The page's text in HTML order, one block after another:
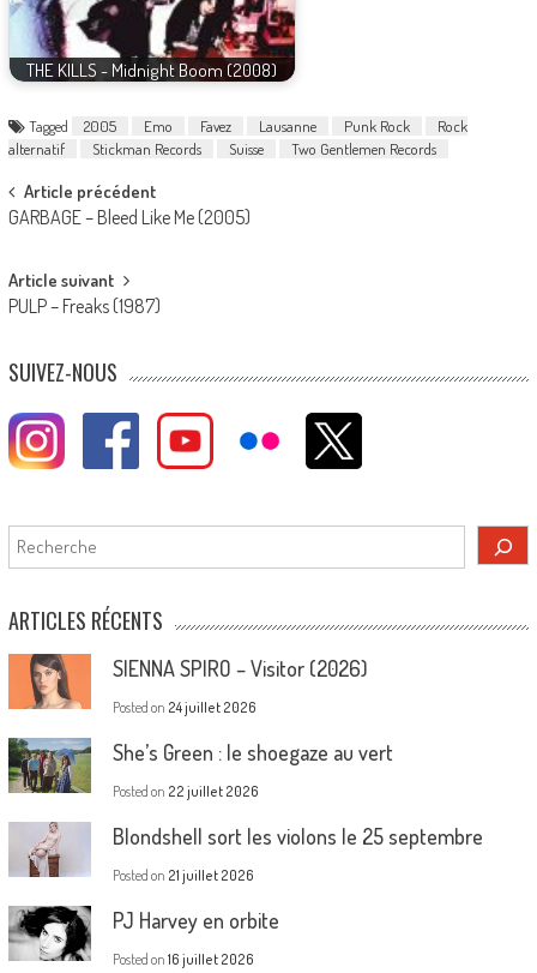
THE KILLS - Midnight Boom (2008)
Tagged 2005 Emo Favez Lausanne Punk Rock
Rock
alternatif
Stickman Records Suisse Two Gentlemen Records
Post
navigation
Article précédent
GARBAGE – Bleed Like Me (2005)
Article suivant
PULP – Freaks (1987)
SUIVEZ-NOUS
Rechercher
ARTICLES RÉCENTS
SIENNA SPIRO – Visitor (2026)
Posted on 24 juillet 2026
She’s Green : le shoegaze au vert
Posted on 22 juillet 2026
Blondshell sort les violons le 25 septembre
Posted on 21 juillet 2026
PJ Harvey en orbite
Posted on 16 juillet 2026